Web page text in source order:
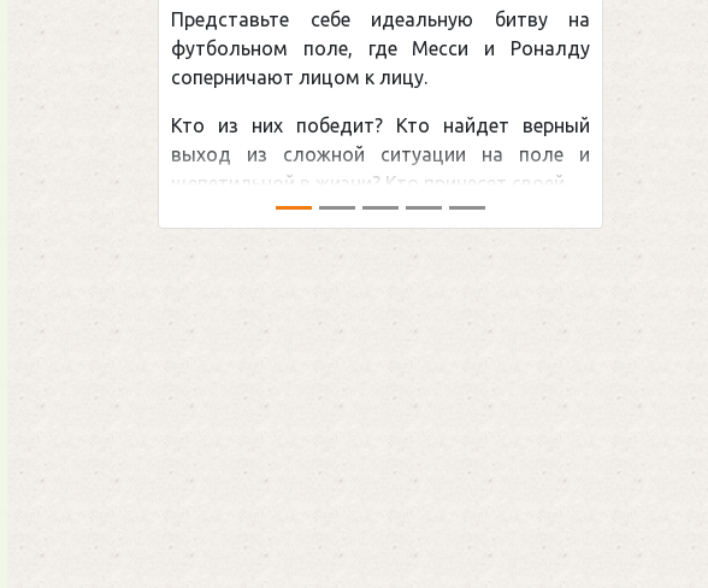
Представьте себе идеальную битву на
футбольном поле, где Месси и Роналду
соперничают лицом к лицу.
Кто из них победит? Кто найдет верный
выход из сложной ситуации на поле и
щепетильной в жизни? Кто принесет своей ...